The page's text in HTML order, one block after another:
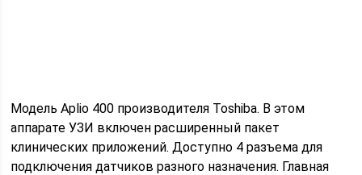
Модель Aplio 400 производителя Toshiba. В этом
аппарате УЗИ включен расширенный пакет
клинических приложений. Доступно 4 разъема для
подключения датчиков разного назначения. Главная